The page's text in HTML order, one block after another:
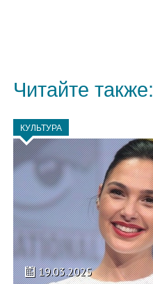
Читайте также:
КУЛЬТУРА
19.03.2025